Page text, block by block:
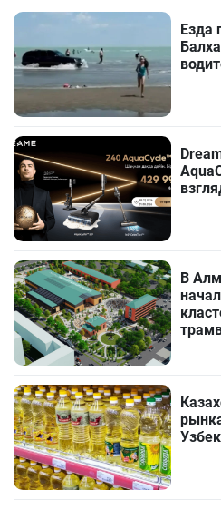
Езда
В